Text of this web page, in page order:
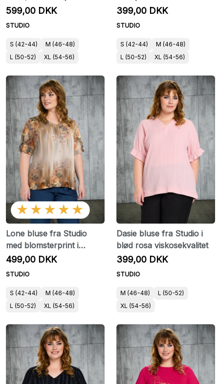
599,00 DKK
STUDIO
S (42-44)
M (46-48)
L (50-52)
XL (54-56)
399,00 DKK
STUDIO
S (42-44)
M (46-48)
L (50-52)
XL (54-56)
★★★★★
Lone bluse fra Studio
med blomsterprint i
sandfarvede nuancer
499,00 DKK
STUDIO
S (42-44)
M (46-48)
L (50-52)
XL (54-56)
Dasie bluse fra Studio i
blød rosa viskosekvalitet
399,00 DKK
STUDIO
M (46-48)
L (50-52)
XL (54-56)